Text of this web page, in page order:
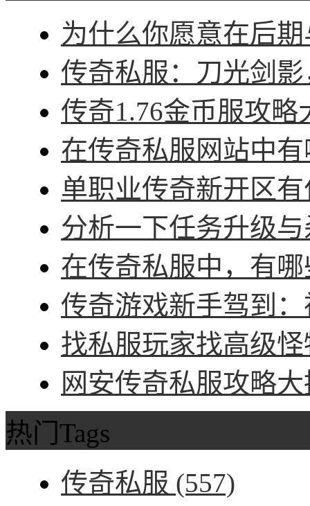
为什么你愿意在后
传奇私服：刀光剑
传奇1.76金币服攻
在传奇私服网站中
单职业传奇新开区
分析一下任务升级
在传奇私服中，有
传奇游戏新手驾到
找私服玩家找高级
网安传奇私服攻略
热门Tags
传奇私服 (557)